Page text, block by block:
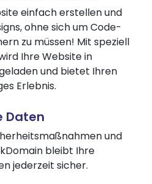
einfach erstellen und
ohne sich um Code-
zu müssen! Mit speziell
Ihre Website in
und bietet Ihren
Erlebnis.
Daten
und
bleibt Ihre
jederzeit sicher.